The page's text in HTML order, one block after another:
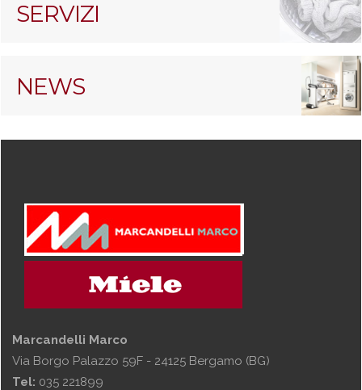
SERVIZI
NEWS
Marcandelli Marco
Via Borgo Palazzo 59F - 24125 Bergamo (BG)
Tel: 035 221899